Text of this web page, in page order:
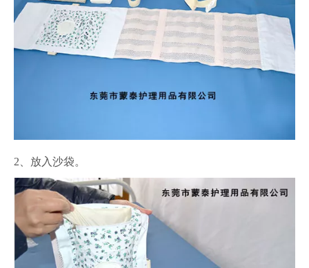
2、放入沙袋。